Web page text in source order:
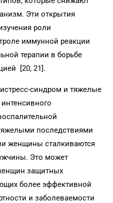
Эти открытия
роли
иммунной реакции
терапии в борьбе
[20, 21].
синдром и тяжелые
последствиями
женщины сталкиваются
Это может
защитных
более эффективной
и заболеваемости